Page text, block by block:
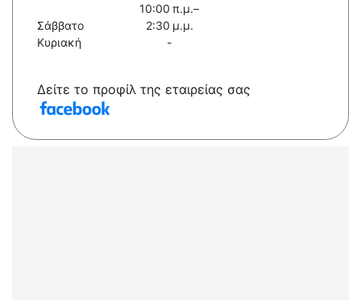
Σάββατο
10:00 π.μ.–
2:30 μ.μ.
Κυριακή
-
Δείτε το προφίλ της εταιρείας σας